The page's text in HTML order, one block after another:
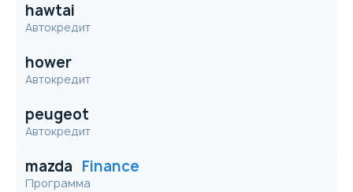
hawtai
Автокредит
hower
Автокредит
peugeot
Автокредит
mazda Finance
Программа